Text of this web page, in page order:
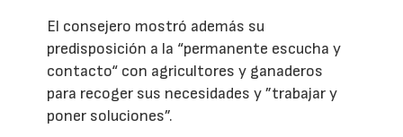
El consejero mostró además su
predisposición a la “permanente escucha y
contacto“ con agricultores y ganaderos
para recoger sus necesidades y ”trabajar y
poner soluciones”.